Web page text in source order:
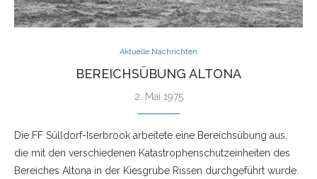
Aktuelle Nachrichten
BEREICHSÜBUNG ALTONA
2. Mai 1975
Die FF Sülldorf-Iserbrook arbeitete eine Bereichsübung aus,
die mit den verschiedenen Katastrophenschutzeinheiten des
Bereiches Altona in der Kiesgrube Rissen durchgeführt wurde.